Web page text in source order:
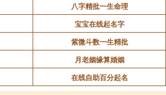
八字精批一生命理
宝宝在线起名字
紫微斗数一生精批
月老姻缘算婚姻
在线自助百分起名